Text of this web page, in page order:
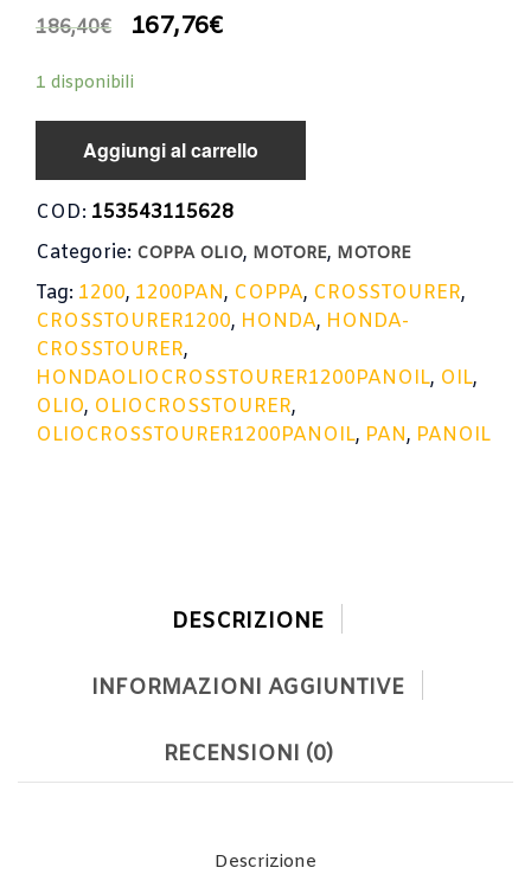
186,40€ 167,76€
1 disponibili
Aggiungi al carrello
COD: 153543115628
Categorie: COPPA OLIO, MOTORE, MOTORE
Tag: 1200, 1200PAN, COPPA, CROSSTOURER,
CROSSTOURER1200, HONDA, HONDA-
CROSSTOURER,
HONDAOLIOCROSSTOURER1200PANOIL, OIL,
OLIO, OLIOCROSSTOURER,
OLIOCROSSTOURER1200PANOIL, PAN, PANOIL
DESCRIZIONE
INFORMAZIONI AGGIUNTIVE
RECENSIONI (0)
Descrizione